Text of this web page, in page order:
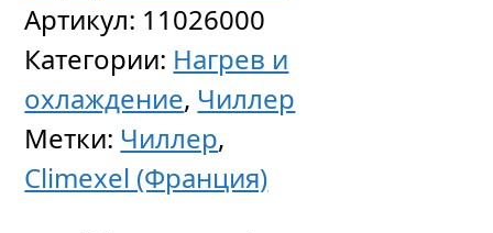
Артикул: 11026000
Категории: Нагрев и
охлаждение, Чиллер
Метки: Чиллер,
Climexel (Франция)